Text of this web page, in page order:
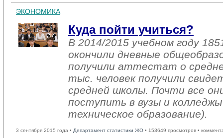
ЭКОНОМИКА
Куда пойти учиться?
В 2014/2015 учебном году
окончили дневные
получили аттестат о
тыс. человек получили
средней школы. Почти все
поступить в вузы и
техническое образование).
3 сентября 2015 года • Департамент статистики ЖО • 153649 просмотров •